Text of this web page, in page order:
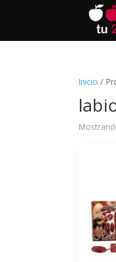
Inicio /